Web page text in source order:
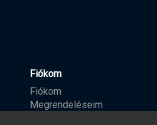
Fiókom
Fiókom
Megrendeléseim